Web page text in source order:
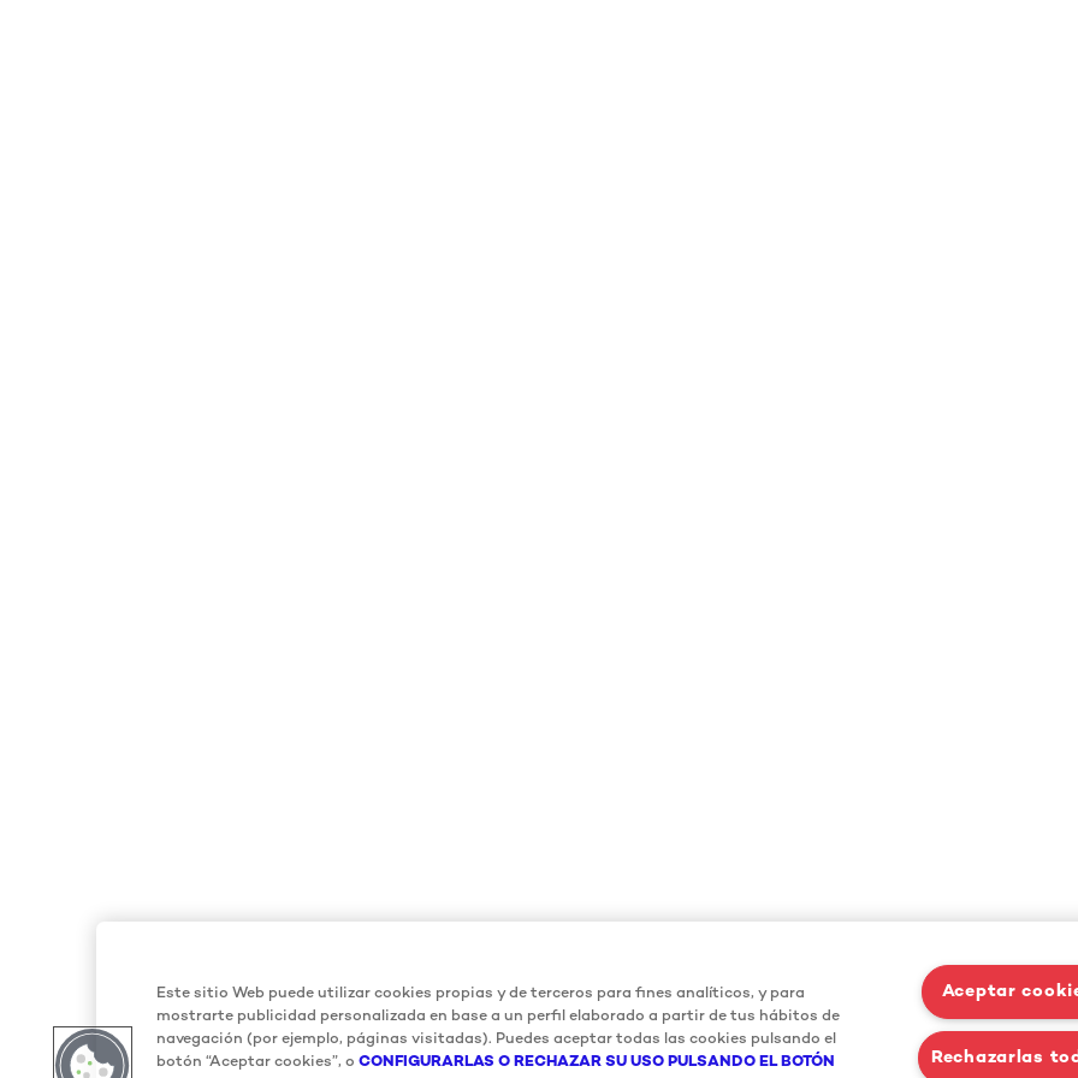
Este sitio Web puede utilizar cookies propias y de terceros para fines analíticos, y para
mostrarte publicidad personalizada en base a un perfil elaborado a partir de tus hábitos de
navegación (por ejemplo, páginas visitadas). Puedes aceptar todas las cookies pulsando el
botón “Aceptar cookies”, o CONFIGURARLAS O RECHAZAR SU USO PULSANDO EL BOTÓN
Aceptar
Rechazarlas